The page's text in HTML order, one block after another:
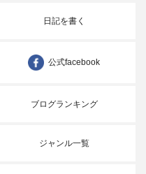
日記を書く
公式facebook
ブログランキング
ジャンル一覧